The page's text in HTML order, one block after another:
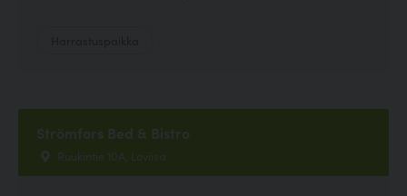
Strömfors Bed & Bistro
Ruukintie 10A, Loviisa